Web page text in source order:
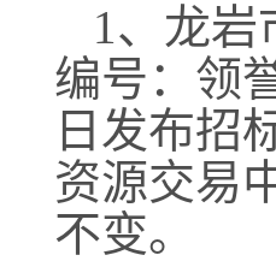
1、龙岩
编号：领
日发布招
资源交易
不变。